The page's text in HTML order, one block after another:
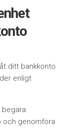
ditt bankkonto
enligt
begära
och genomföra